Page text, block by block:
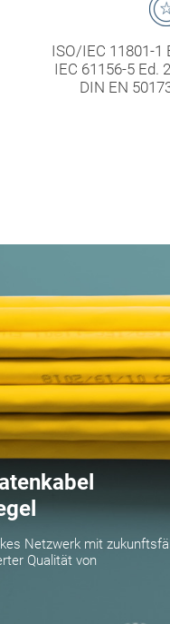
ISO/IEC 11801-1
IEC 61156-5 Ed.
DIN EN
Netzwerk mit
Qualität von